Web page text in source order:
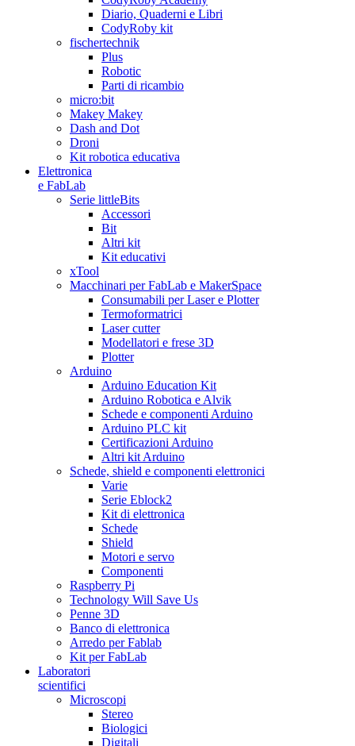
Diario, Quaderni e Libri
CodyRoby kit
fischertechnik
Plus
Robotic
Parti di ricambio
micro:bit
Makey Makey
Dash and Dot
Droni
Kit robotica educativa
Elettronica
e FabLab
Serie littleBits
Accessori
Bit
Altri kit
Kit educativi
xTool
Macchinari per FabLab e MakerSpace
Consumabili per Laser e Plotter
Termoformatrici
Laser cutter
Modellatori e frese 3D
Plotter
Arduino
Arduino Education Kit
Arduino Robotica e Alvik
Schede e componenti Arduino
Arduino PLC kit
Certificazioni Arduino
Altri kit Arduino
Schede, shield e componenti elettronici
Varie
Serie Eblock2
Kit di elettronica
Schede
Shield
Motori e servo
Componenti
Raspberry Pi
Technology Will Save Us
Penne 3D
Banco di elettronica
Arredo per Fablab
Kit per FabLab
Laboratori
scientifici
Microscopi
Stereo
Biologici
Digitali